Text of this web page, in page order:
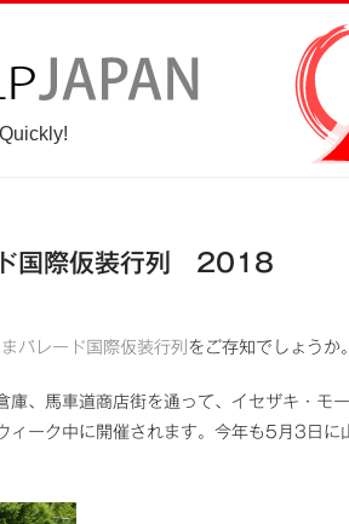
ド国際仮装行列 2018
パレード国際仮装行列 をご存知でしょうか。
庫、馬車道商店街を通って、イセザキ・
ィーク中に開催されます。今年も5月3日